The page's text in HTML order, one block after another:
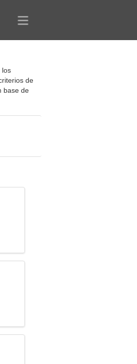
los
de
base de